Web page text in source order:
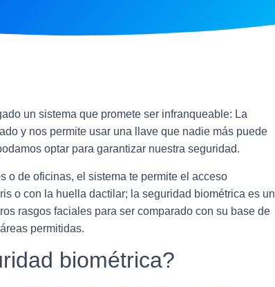
un sistema que promete ser infranqueable: La
y nos permite usar una llave que nadie más puede
optar para garantizar nuestra seguridad.
o de oficinas, el sistema te permite el acceso
o con la huella dactilar; la seguridad biométrica es un
rasgos faciales para ser comparado con su base de
permitidas.
biométrica?